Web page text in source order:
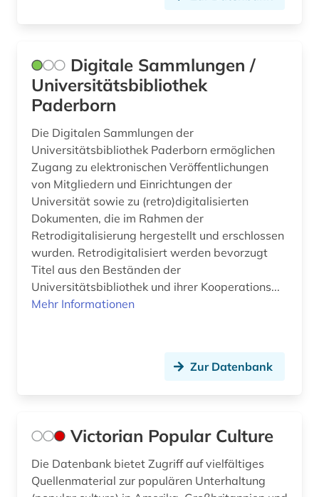
Digitale Sammlungen /
Universitätsbibliothek
Paderborn
Die Digitalen Sammlungen der
Universitätsbibliothek Paderborn ermöglichen
Zugang zu elektronischen Veröffentlichungen
von Mitgliedern und Einrichtungen der
Universität sowie zu (retro)digitalisierten
Dokumenten, die im Rahmen der
Retrodigitalisierung hergestellt und erschlossen
wurden. Retrodigitalisiert werden bevorzugt
Titel aus den Beständen der
Universitätsbibliothek und ihrer Kooperations...
Mehr Informationen
Zur Datenbank
Victorian Popular Culture
Die Datenbank bietet Zugriff auf vielfältiges
Quellenmaterial zur populären Unterhaltung